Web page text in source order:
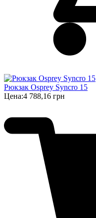
Рюкзак Osprey Syncro 15
Цена:4 788,16 грн